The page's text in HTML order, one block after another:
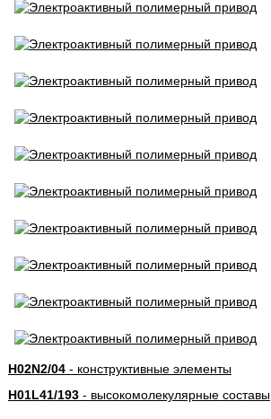
H02N2/04- конструктивные элементы
H01L41/193- высокомолекулярные составы